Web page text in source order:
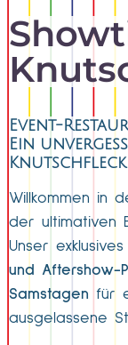
Event-
Ein
Willkommen in
der ultimativen
Unser exklusives
und Aftershow-
Samstagen für
ausgelassene